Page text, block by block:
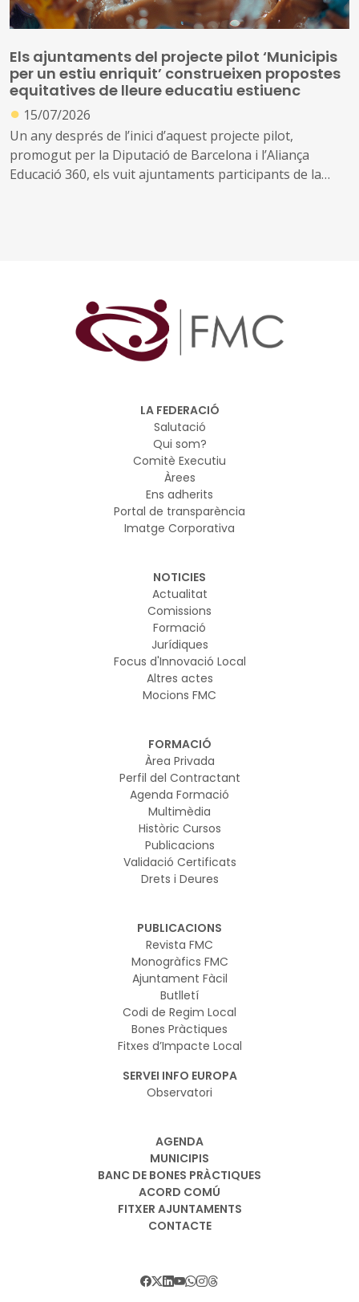
Els ajuntaments del projecte pilot ‘Municipis
per un estiu enriquit’ construeixen propostes
equitatives de lleure educatiu estiuenc
● 15/07/2026
Un any després de l’inici d’aquest projecte pilot,
promogut per la Diputació de Barcelona i l’Aliança
Educació 360, els vuit ajuntaments participants de la
Vilanova del Camí i Sant Boi de Llobregat van fer la
setena trobada del projecte, centrada en l’avaluació dels
programes que posaran en marxa
LA FEDERACIÓ
Salutació
Qui som?
Comitè Executiu
Àrees
Ens adherits
Portal de transparència
Imatge Corporativa
NOTICIES
Actualitat
Comissions
Formació
Jurídiques
Focus d'Innovació Local
Altres actes
Mocions FMC
FORMACIÓ
Àrea Privada
Perfil del Contractant
Agenda Formació
Multimèdia
Històric Cursos
Publicacions
Validació Certificats
Drets i Deures
PUBLICACIONS
Revista FMC
Monogràfics FMC
Ajuntament Fàcil
Butlletí
Codi de Regim Local
Bones Pràctiques
Fitxes d’Impacte Local
SERVEI INFO EUROPA
Observatori
AGENDA
MUNICIPIS
BANC DE BONES PRÀCTIQUES
ACORD COMÚ
FITXER AJUNTAMENTS
CONTACTE